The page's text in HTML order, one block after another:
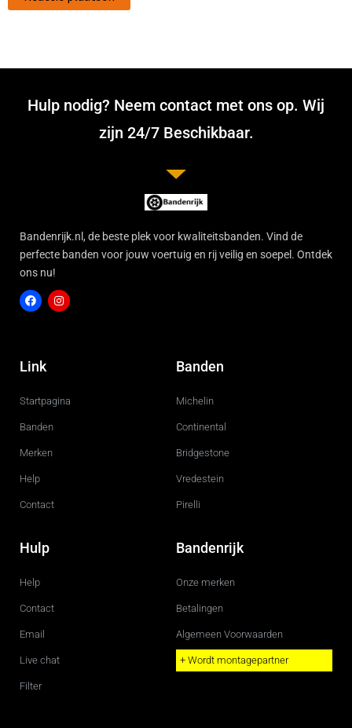
Hulp nodig? Neem contact met ons op. Wij
zijn 24/7 Beschikbaar.
Bandenrijk.nl, de beste plek voor kwaliteitsbanden. Vind de
perfecte banden voor jouw voertuig en rij veilig en soepel. Ontdek
ons nu!
c
e
o
g
r
Link
Startpagina
Banden
Merken
Help
Contact
Banden
Michelin
Continental
Bridgestone
Vredestein
Pirelli
Hulp
Help
Contact
Email
Live chat
Filter
Bandenrijk
Onze merken
Betalingen
Algemeen Voorwaarden
+ Wordt montagepartner